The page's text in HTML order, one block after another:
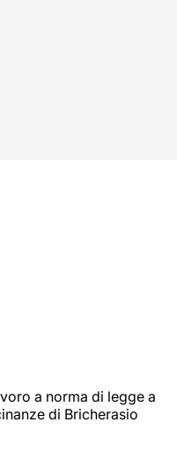
a norma di legge a
di Bricherasio